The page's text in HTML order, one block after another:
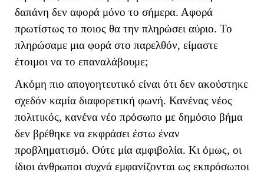
δαπάνη δεν αφορά μόνο το σήμερα. Αφορά
πρωτίστως το ποιος θα την πληρώσει αύριο. Το
πληρώσαμε μια φορά στο παρελθόν, είμαστε
έτοιμοι να το επαναλάβουμε;
Ακόμη πιο απογοητευτικό είναι ότι δεν ακούστηκε
σχεδόν καμία διαφορετική φωνή. Κανένας νέος
πολιτικός, κανένα νέο πρόσωπο με δημόσιο βήμα
δεν βρέθηκε να εκφράσει έστω έναν
προβληματισμό. Ούτε μία αμφιβολία. Κι όμως, οι
ίδιοι άνθρωποι συχνά εμφανίζονται ως εκπρόσωποι